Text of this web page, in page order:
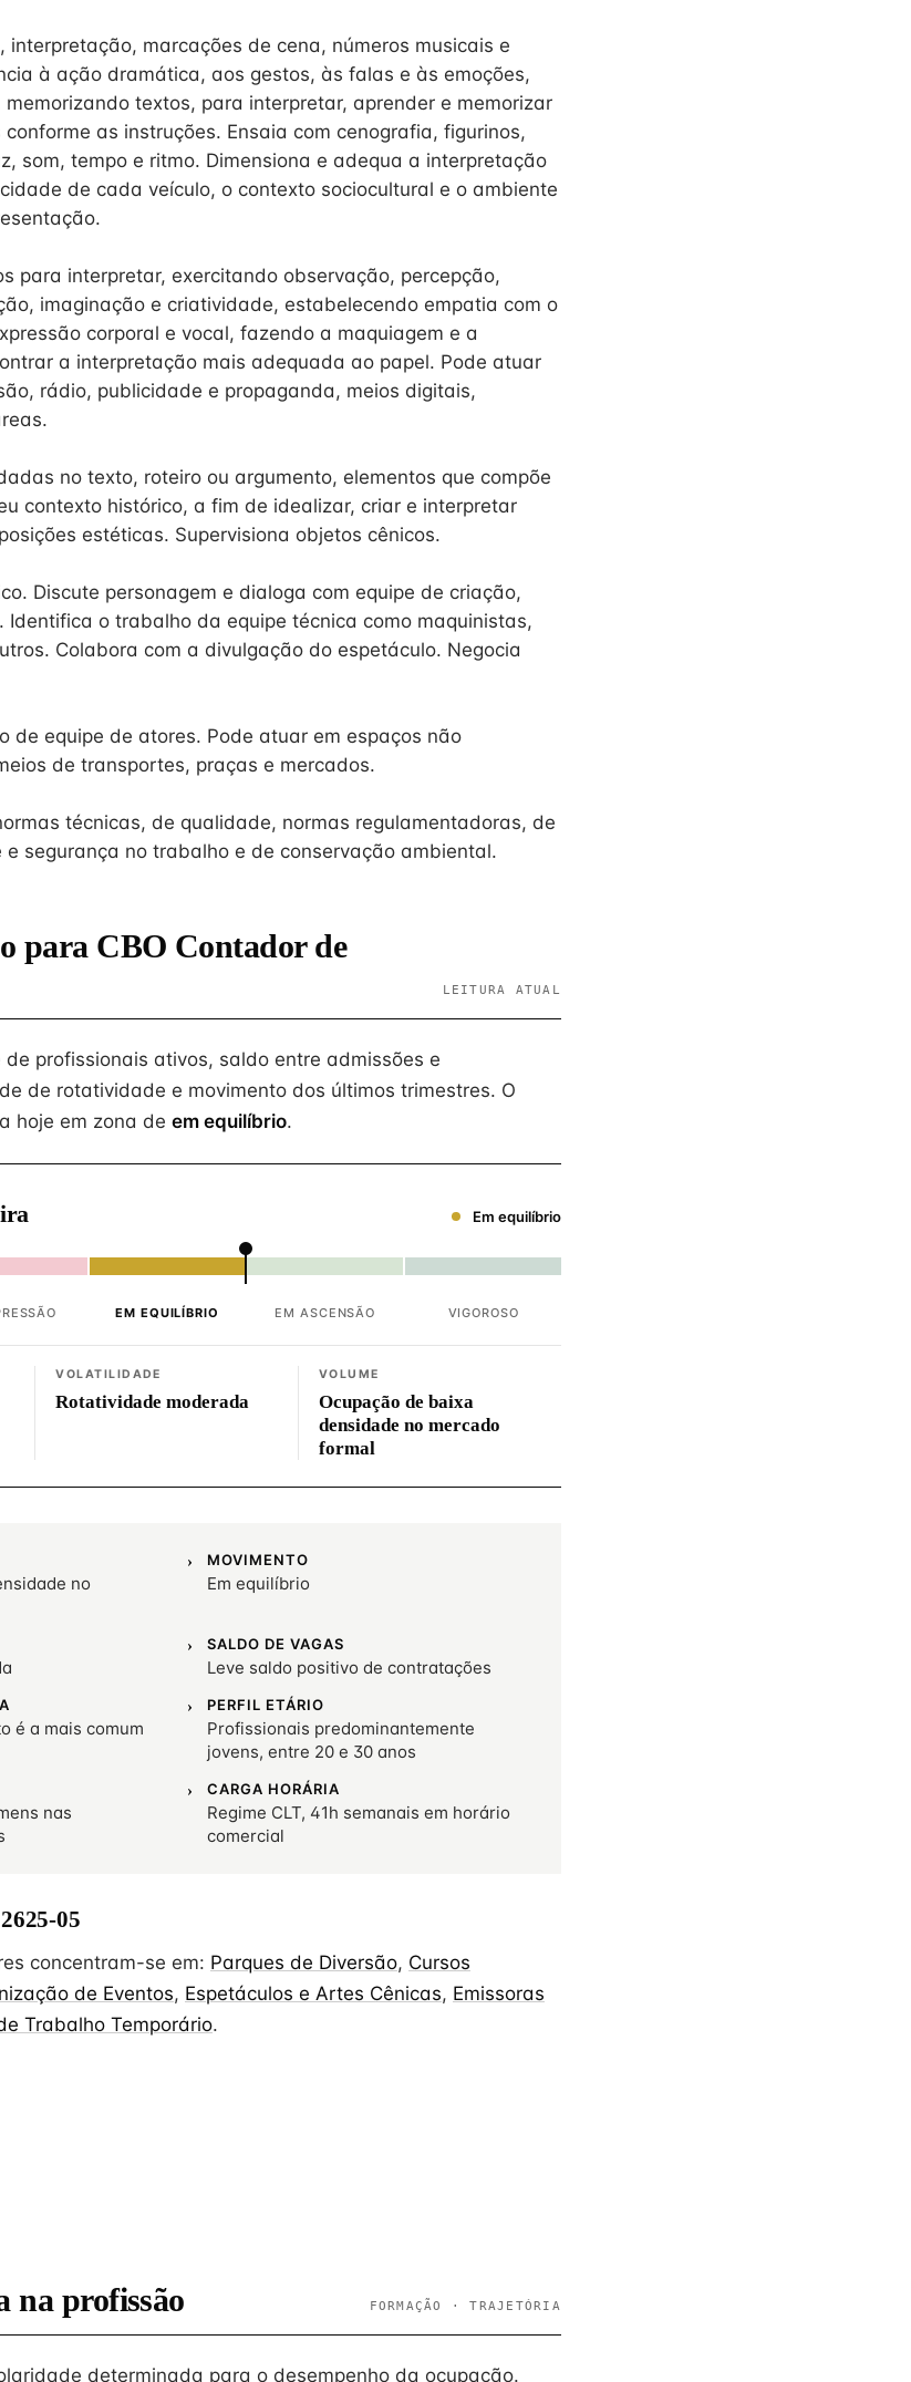
interpretação, marcações de cena, números musicais e
à ação dramática, aos gestos, às falas e às emoções,
textos, para interpretar, aprender e memorizar
as instruções. Ensaia com cenografia, figurinos,
som, tempo e ritmo. Dimensiona e adequa a interpretação
de cada veículo, o contexto sociocultural e o ambiente
para interpretar, exercitando observação, percepção,
imaginação e criatividade, estabelecendo empatia com o
corporal e vocal, fazendo a maquiagem e a
a interpretação mais adequada ao papel. Pode atuar
rádio, publicidade e propaganda, meios digitais,
no texto, roteiro ou argumento, elementos que compõe
contexto histórico, a fim de idealizar, criar e interpretar
estéticas. Supervisiona objetos cênicos.
Discute personagem e dialoga com equipe de criação,
Identifica o trabalho da equipe técnica como maquinistas,
Colabora com a divulgação do espetáculo. Negocia
de equipe de atores. Pode atuar em espaços não
de transportes, praças e mercados.
técnicas, de qualidade, normas regulamentadoras, de
segurança no trabalho e de conservação ambiental.
para CBO Contador de
LEITURA ATUAL
profissionais ativos, saldo entre admissões e
de rotatividade e movimento dos últimos trimestres. O
hoje em zona de em equilíbrio.
Em equilíbrio
EM EQUILÍBRIO EM ASCENSÃO VIGOROSO
VOLATILIDADE
Rotatividade moderada
VOLUME
Ocupação de baixa
densidade no mercado
formal
no
MOVIMENTO
Em equilíbrio
SALDO DE VAGAS
Leve saldo positivo de contratações
é a mais comum
PERFIL ETÁRIO
Profissionais predominantemente
jovens, entre 20 e 30 anos
nas
CARGA HORÁRIA
Regime CLT, 41h semanais em horário
comercial
05
concentram-se em: Parques de Diversão, Cursos
de Eventos, Espetáculos e Artes Cênicas, Emissoras
Trabalho Temporário.
na profissão FORMAÇÃO · TRAJETÓRIA
determinada para o desempenho da ocupação.